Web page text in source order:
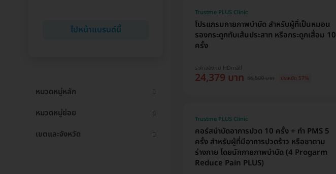
ไปหน้าแบรนด์นี้
หมวดหมู่หลัก
หมวดหมู่ย่อย
เขตและจังหวัด
โปรแกรมกายภาพบำบัด สำหรับผู้ที่เป็นหมอน
รองกระดูกทับเส้นประสาท หรือกระดูกเสื่อม 10
ครั้ง
Trustme PLUS Clinic
ราคาจองกับ HDmall
24,379 บาท 56,500 บาท ประหยัด 57%
คอร์สบำบัดอาการปวด 10 ครั้ง + ทำ PMS 5
ครั้ง สำหรับผู้ที่มีอาการปวดร้าว หรือชาตาม
ร่างกาย โดยนักกายภาพบำบัด (4 Progarm
Reduce Pain PLUS)
Trustme PLUS Clinic